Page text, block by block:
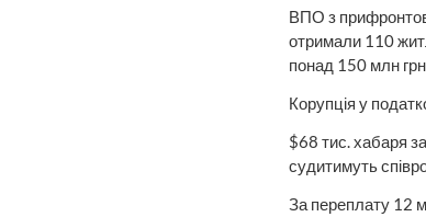
ВПО з
отримали 110
понад 150 млн
Корупція у
$68 тис. хабаря за
судитимуть
За переплату 12